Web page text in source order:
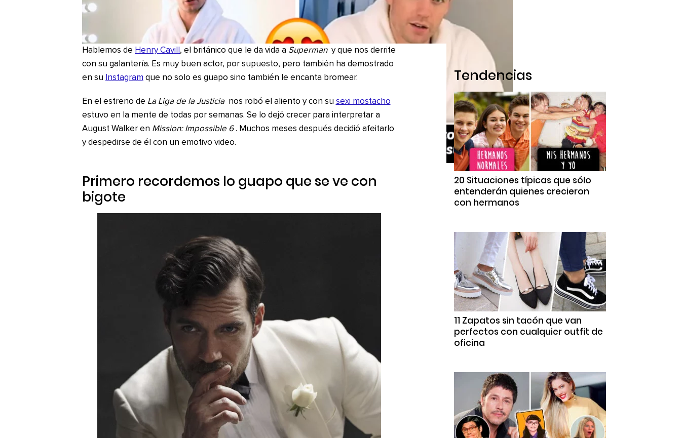
Hablemos de Henry Cavill , el británico que le da vida a Superman y que nos derrite
con su galantería. Es muy buen actor, por supuesto, pero también ha demostrado
en su Instagram que no solo es guapo sino también le encanta bromear.
En el estreno de La Liga de la Justicia nos robó el aliento y con su sexi mostacho
estuvo en la mente de todas por semanas. Se lo dejó crecer para interpretar a
August Walker en Mission: Impossible 6 . Muchos meses después decidió afeitarlo
y despedirse de él con un emotivo video.
Primero recordemos lo guapo que se ve con
bigote
Tendencias
20 Situaciones típicas que sólo
entenderán quienes crecieron
con hermanos
11 Zapatos sin tacón que van
perfectos con cualquier outfit de
oficina